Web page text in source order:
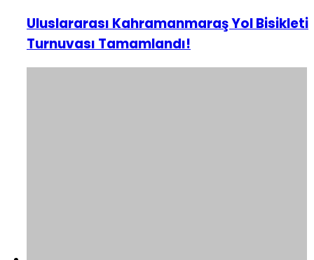
Uluslararası Kahramanmaraş Yol Bisikleti
Turnuvası Tamamlandı!